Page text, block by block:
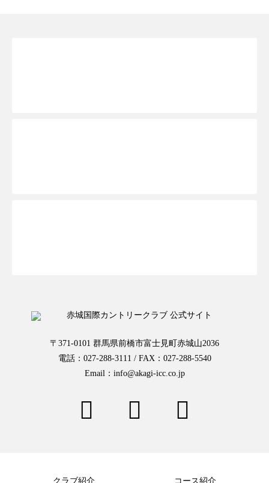
〒371-0101 群馬県前橋市富士見町赤城山2036
電話：027-288-3111 / FAX：027-288-5540
Email：info@akagi-icc.co.jp
クラブ紹介 コース紹介